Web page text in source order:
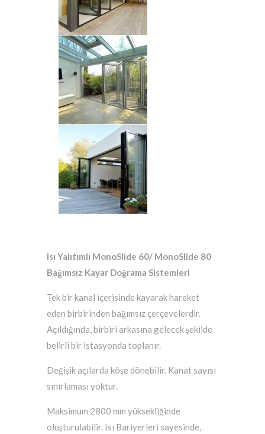
Isı Yalıtımlı MonoSlide 60/ MonoSlide 80
Bağımsız Kayar Doğrama Sistemleri
Tek bir kanal içerisinde kayarak hareket
eden birbirinden bağımsız çerçevelerdir.
Açıldığında, birbiri arkasına gelecek şekilde
belirli bir istasyonda toplanır.
Değişik açılarda köşe dönebilir. Kanat sayısı
sınırlaması yoktur.
Maksimum 2800 mm yüksekliğinde
oluşturulabilir. Isı Bariyerleri sayesinde,